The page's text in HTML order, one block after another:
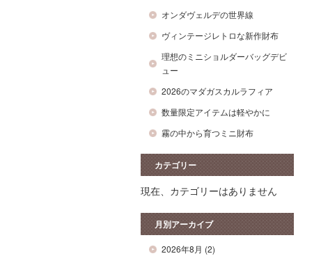
オンダヴェルデの世界線
ヴィンテージレトロな新作財布
理想のミニショルダーバッグデビ
ュー
2026のマダガスカルラフィア
数量限定アイテムは軽やかに
霧の中から育つミニ財布
カテゴリー
現在、カテゴリーはありません
月別アーカイブ
2026年8月 (2)